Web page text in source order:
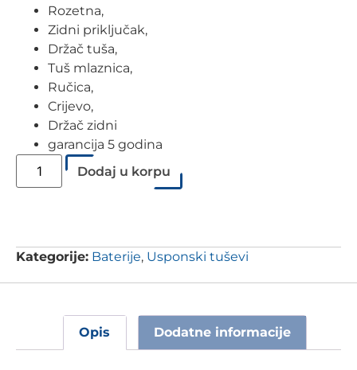
Rozetna,
Zidni priključak,
Držač tuša,
Tuš mlaznica,
Ručica,
Crijevo,
Držač zidni
garancija 5 godina
Dodaj u korpu
Kategorije: Baterije, Usponski tuševi
Opis Dodatne informacije